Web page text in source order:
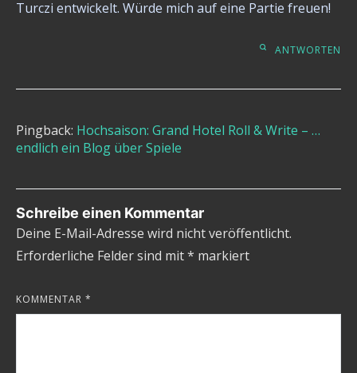
Turczi entwickelt. Würde mich auf eine Partie freuen!
ANTWORTEN
Pingback: Hochsaison: Grand Hotel Roll & Write – …
endlich ein Blog über Spiele
Schreibe einen Kommentar
Deine E-Mail-Adresse wird nicht veröffentlicht.
Erforderliche Felder sind mit* markiert
KOMMENTAR *